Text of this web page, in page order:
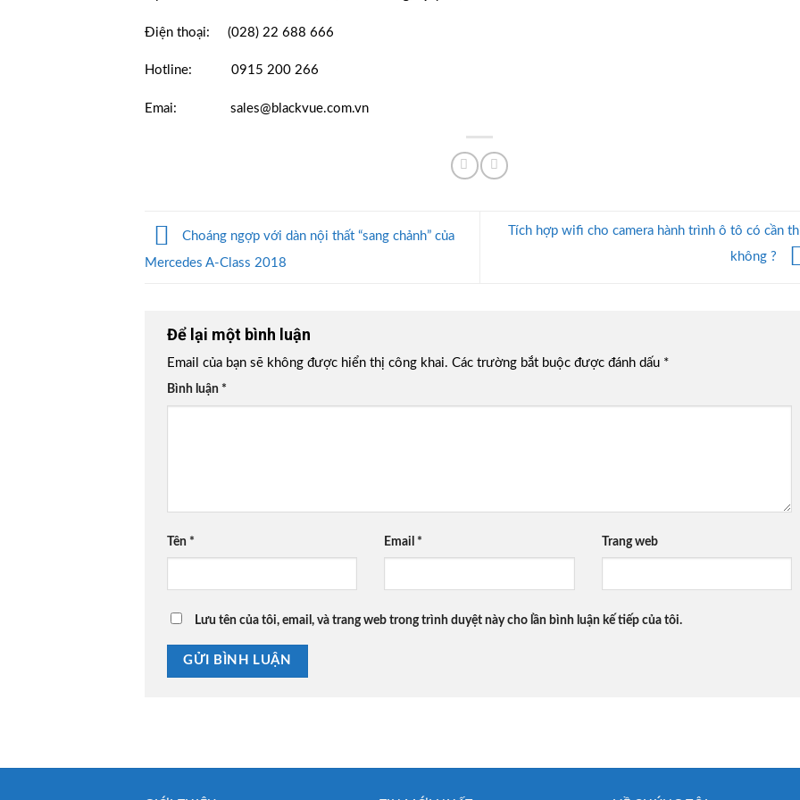
Điện thoại: (028) 22 688 666
Hotline: 0915 200 266
Emai: sales@blackvue.com.vn
Choáng ngợp với dàn nội thất “sang chảnh” của
Mercedes A-Class 2018
Tích hợp wifi cho camera hành trình ô tô có cần
không ?
Để lại một bình luận
Email của bạn sẽ không được hiển thị công khai. Các trường bắt buộc được đánh dấu *
Bình luận *
Tên * Email * Trang web
Lưu tên của tôi, email, và trang web trong trình duyệt này cho lần bình luận kế tiếp của tôi.